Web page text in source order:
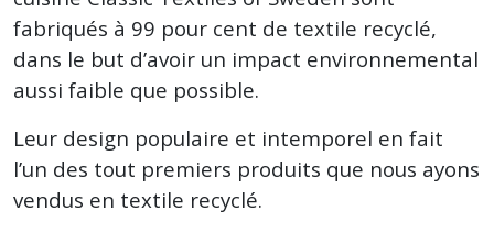
fabriqués à 99 pour cent de textile recyclé,
dans le but d’avoir un impact environnemental
aussi faible que possible.
Leur design populaire et intemporel en fait
l’un des tout premiers produits que nous ayons
vendus en textile recyclé.